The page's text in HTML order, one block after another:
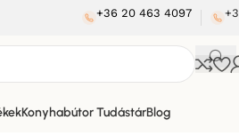
+36 20 463 4097
Konyhabútor TudástárBlog